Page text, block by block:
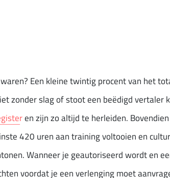
Een kleine twintig procent van het
zonder slag of stoot een beëdigd vertaler
en zijn zo altijd te herleiden. Bovendien
420 uren aan training voltooien en
Wanneer je geautoriseerd wordt en
voordat je een verlenging moet